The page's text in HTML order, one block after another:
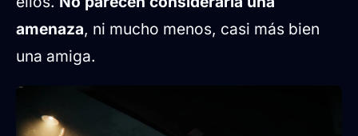
amenaza, ni mucho menos, casi más bien
una amiga.